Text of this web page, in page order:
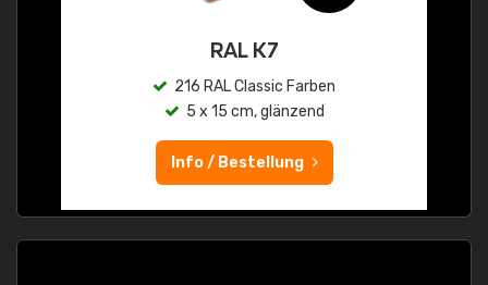
RAL K7
216 RAL Classic Farben
5 x 15 cm, glänzend
Info / Bestellung